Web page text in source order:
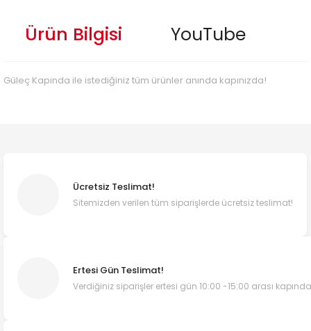
Ürün Bilgisi YouTube
Güleç Kapında ile istediğiniz tüm ürünler anında kapınızda!
Ücretsiz Teslimat!
Sitemizden verilen tüm siparişlerde ücretsiz teslimat!
Ertesi Gün Teslimat!
Verdiğiniz siparişler ertesi gün 10:00 -15:00 arası